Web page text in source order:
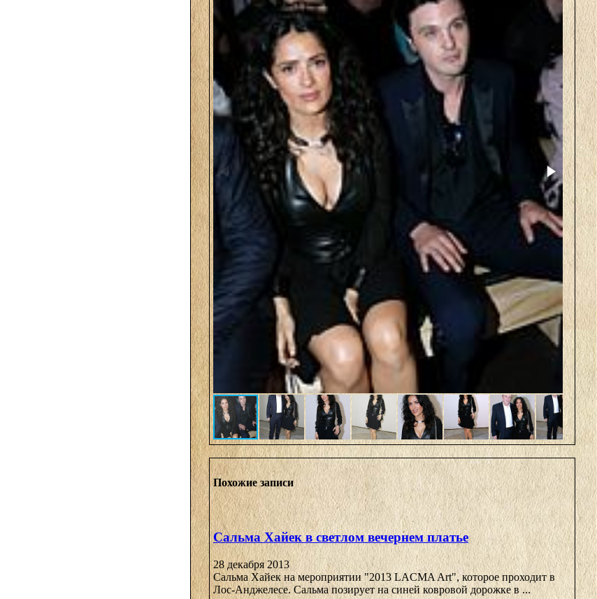
Похожие записи
Сальма Хайек в светлом вечернем платье
28 декабря 2013
Сальма Хайек на мероприятии "2013 LACMA Art", которое проходит в
Лос-Анджелесе. Сальма позирует на синей ковровой дорожке в ...